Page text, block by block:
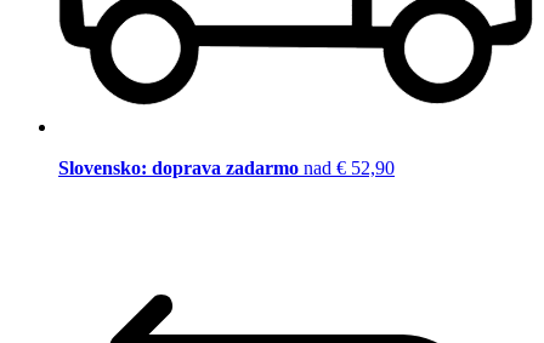
Slovensko: doprava zadarmo nad € 52,90